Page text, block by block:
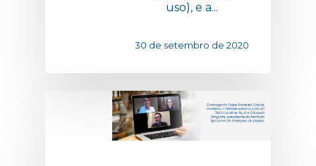
uso), e a...
30 de setembro de 2020